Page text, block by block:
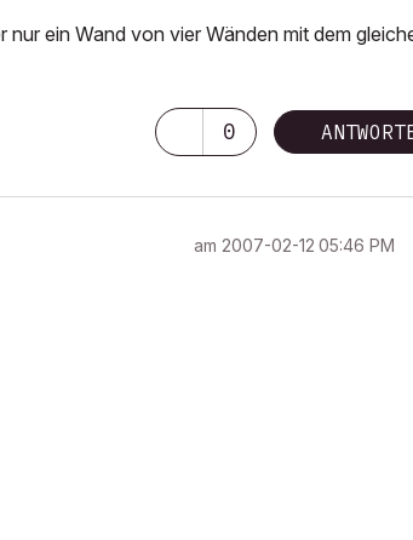
ein Wand von vier Wänden mit dem
0
am ‎2007-02-12 05:46 PM